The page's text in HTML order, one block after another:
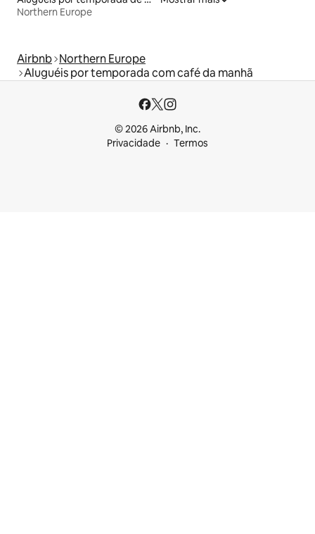
Northern Europe
Airbnb Northern Europe
Aluguéis por temporada com café da manhã
© 2026 Airbnb, Inc.
Privacidade
Termos